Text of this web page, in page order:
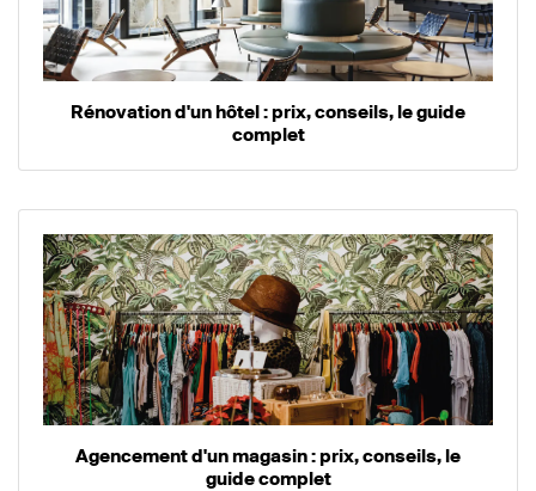
Rénovation d'un hôtel : prix, conseils, le guide
complet
Agencement d'un magasin : prix, conseils, le
guide complet